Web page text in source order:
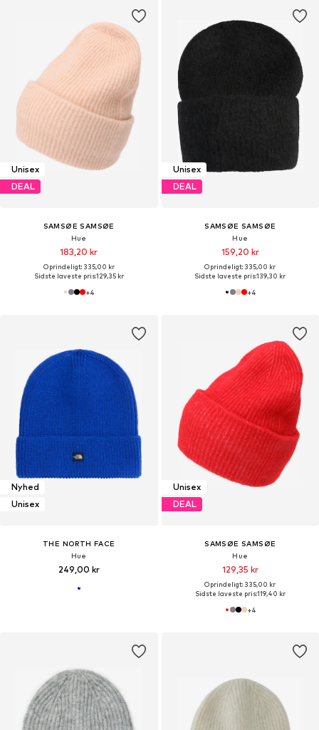
Unisex
DEAL
SAMSØE SAMSØE
Hue
183,20 kr
Oprindeligt: 335,00 kr
Sidste laveste pris:129,35 kr
+4
Unisex
DEAL
SAMSØE SAMSØE
Hue
159,20 kr
Oprindeligt: 335,00 kr
Sidste laveste pris:139,30 kr
+4
Nyhed
Unisex
THE NORTH FACE
Hue
249,00 kr
Unisex
DEAL
SAMSØE SAMSØE
Hue
129,35 kr
Oprindeligt: 335,00 kr
Sidste laveste pris:119,40 kr
+4